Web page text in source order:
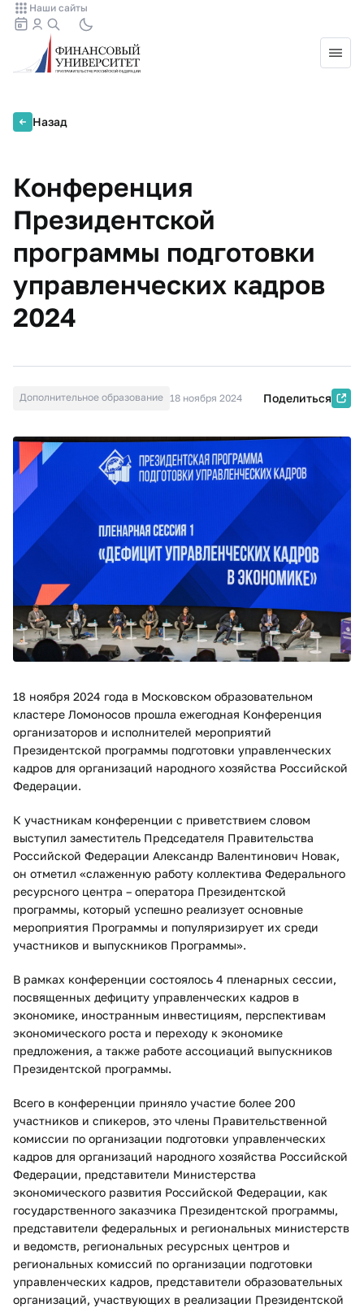
Наши сайты
Назад
Конференция
Президентской
программы подготовки
управленческих кадров
2024
Дополнительное образование 18 ноября 2024 Поделиться
18 ноября 2024 года в Московском образовательном
кластере Ломоносов прошла ежегодная Конференция
организаторов и исполнителей мероприятий
Президентской программы подготовки управленческих
кадров для организаций народного хозяйства Российской
Федерации.
К участникам конференции с приветствием словом
выступил заместитель Председателя Правительства
Российской Федерации Александр Валентинович Новак,
он отметил «слаженную работу коллектива Федерального
ресурсного центра – оператора Президентской
программы, который успешно реализует основные
мероприятия Программы и популяризирует их среди
участников и выпускников Программы».
В рамках конференции состоялось 4 пленарных сессии,
посвященных дефициту управленческих кадров в
экономике, иностранным инвестициям, перспективам
экономического роста и переходу к экономике
предложения, а также работе ассоциаций выпускников
Президентской программы.
Всего в конференции приняло участие более 200
участников и спикеров, это члены Правительственной
комиссии по организации подготовки управленческих
кадров для организаций народного хозяйства Российской
Федерации, представители Министерства
экономического развития Российской Федерации, как
государственного заказчика Президентской программы,
представители федеральных и региональных министерств
и ведомств, региональных ресурсных центров и
региональных комиссий по организации подготовки
управленческих кадров, представители образовательных
организаций, участвующих в реализации Президентской